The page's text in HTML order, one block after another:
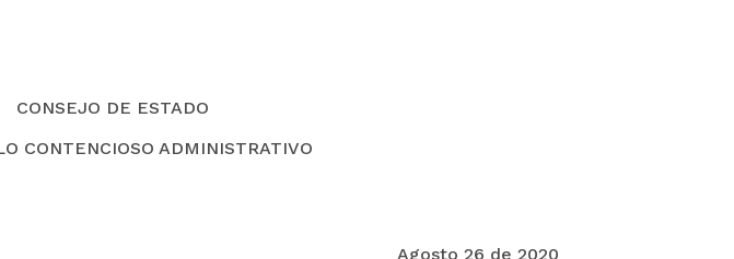
CONSEJO DE ESTADO
CONTENCIOSO ADMINISTRATIVO
Agosto 26 de 2020